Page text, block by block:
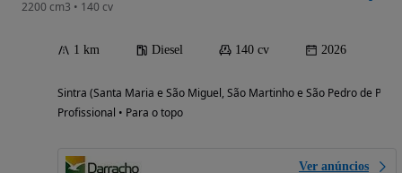
2200 cm3 • 140 cv
1 km Diesel 140 cv 2026
Sintra (Santa Maria e São Miguel, São Martinho e São Pedro de
Profissional • Para o topo
Ver anúncios